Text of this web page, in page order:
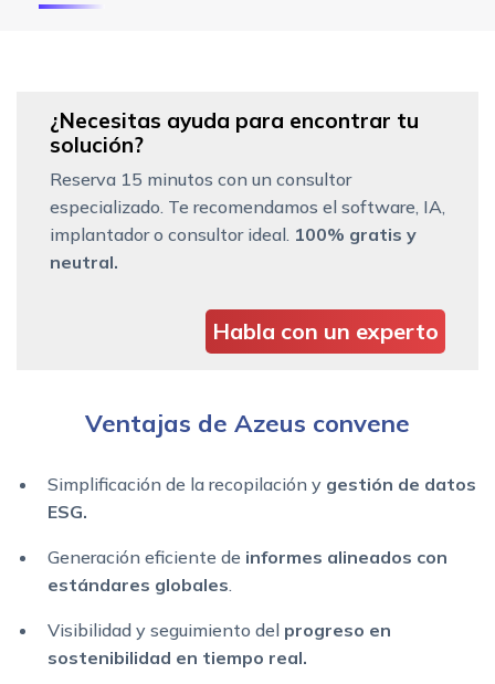
¿Necesitas ayuda para encontrar tu
solución?
Reserva 15 minutos con un consultor
especializado. Te recomendamos el software, IA,
implantador o consultor ideal. 100% gratis y
neutral.
Habla con un experto
Ventajas de Azeus convene
Simplificación de la recopilación y gestión de datos
ESG.
Generación eficiente de informes alineados con
estándares globales
Visibilidad y seguimiento del progreso en
sostenibilidad en tiempo real.